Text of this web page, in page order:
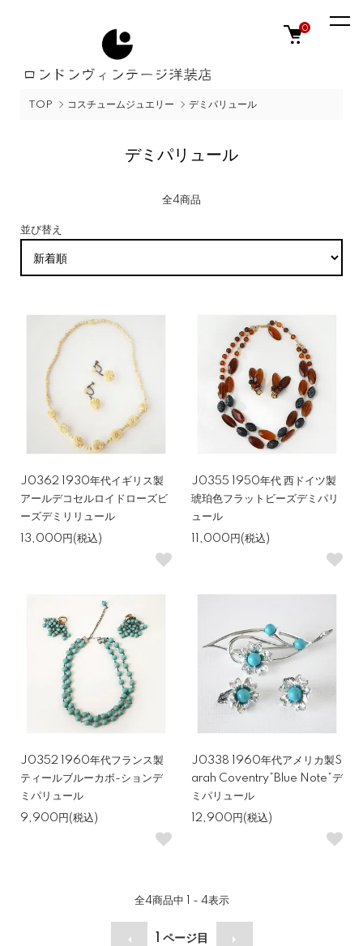
0
TOP コスチュームジュエリー デミパリュール
デミパリュール
全4商品
並び替え
J0362 1930年代イギリス製
アールデコセルロイドローズビ
ーズデミリリュール
13,000円(税込)
J0355 1950年代 西ドイツ製
琥珀色フラットビーズデミパリ
ュール
11,000円(税込)
J0352 1960年代フランス製
ティールブルーカボ-ションデ
ミパリュール
9,900円(税込)
J0338 1960年代アメリカ製S
arah Coventry”Blue Note”デ
ミパリュール
12,900円(税込)
全4商品中 1 - 4表示
ページ目